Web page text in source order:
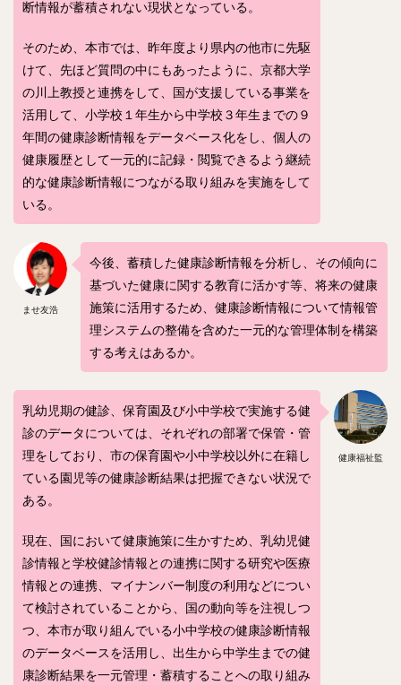
断情報が蓄積されない現状となっている。
そのため、本市では、昨年度より県内の他市に先駆
けて、先ほど質問の中にもあったように、京都大学
の川上教授と連携をして、国が支援している事業を
活用して、小学校１年生から中学校３年生までの９
年間の健康診断情報をデータベース化をし、個人の
健康履歴として一元的に記録・閲覧できるよう継続
的な健康診断情報につながる取り組みを実施をして
いる。
ませ友浩
今後、蓄積した健康診断情報を分析し、その傾向に
基づいた健康に関する教育に活かす等、将来の健康
施策に活用するため、健康診断情報について情報管
理システムの整備を含めた一元的な管理体制を構築
する考えはあるか。
健康福祉監
乳幼児期の健診、保育園及び小中学校で実施する健
診のデータについては、それぞれの部署で保管・管
理をしており、市の保育園や小中学校以外に在籍し
ている園児等の健康診断結果は把握できない状況で
ある。
現在、国において健康施策に生かすため、乳幼児健
診情報と学校健診情報との連携に関する研究や医療
情報との連携、マイナンバー制度の利用などについ
て検討されていることから、国の動向等を注視しつ
つ、本市が取り組んでいる小中学校の健康診断情報
のデータベースを活用し、出生から中学生までの健
康診断結果を一元管理・蓄積することへの取り組み